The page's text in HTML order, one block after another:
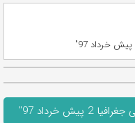
خرداد 97"